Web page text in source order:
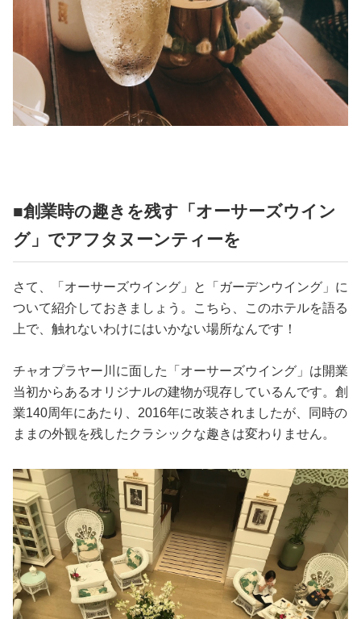
■創業時の趣きを残す「オーサーズウイン
グ」でアフタヌーンティーを
さて、「オーサーズウイング」と「ガーデンウイング」に
ついて紹介しておきましょう。こちら、このホテルを語る
上で、触れないわけにはいかない場所なんです！
チャオプラヤー川に面した「オーサーズウイング」は開業
当初からあるオリジナルの建物が現存しているんです。創
業140周年にあたり、2016年に改装されましたが、同時の
ままの外観を残したクラシックな趣きは変わりません。